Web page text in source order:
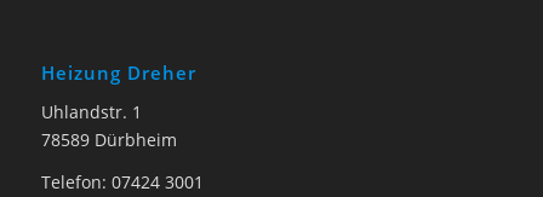
Heizung Dreher
Uhlandstr. 1
78589 Dürbheim
Telefon: 07424 3001